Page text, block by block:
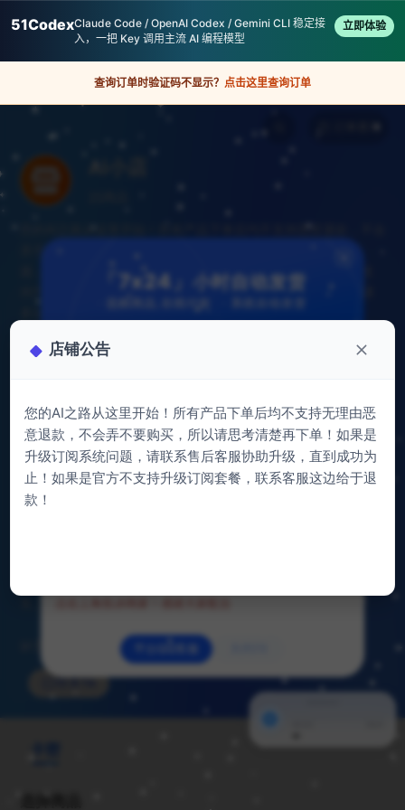
51CodexClaude Code / OpenAI Codex / Gemini CLI 稳定接
入，一把 Key 调用主流 AI 编程模型
立即体验
查询订单时验证码不显示？ 点击这里查询订单